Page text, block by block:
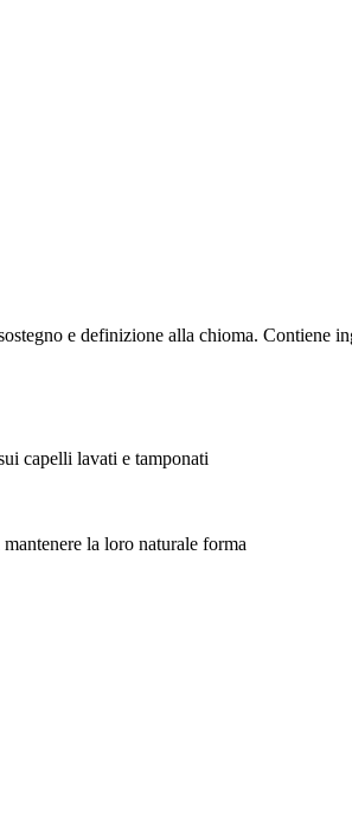
e definizione alla chioma. Contiene
capelli lavati e tamponati
la loro naturale forma